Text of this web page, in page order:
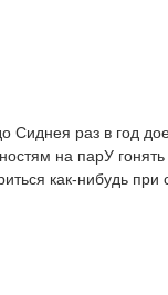
Сиднея раз в год
на парУ
как-нибудь при